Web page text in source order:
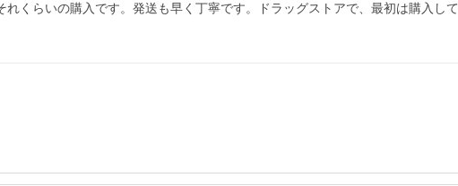
くらいの購入です。発送も早く丁寧です。ドラッグストアで、最初は購入